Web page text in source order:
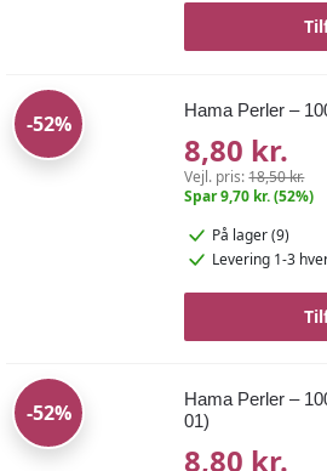
-52%
Hama Perler –
8,80 kr.
Vejl. pris:18,50 kr.
Spar 9,70 kr. (52%)
På lager (9)
Levering 1-3
-52%
Hama Perler –
01)
8,80 kr.